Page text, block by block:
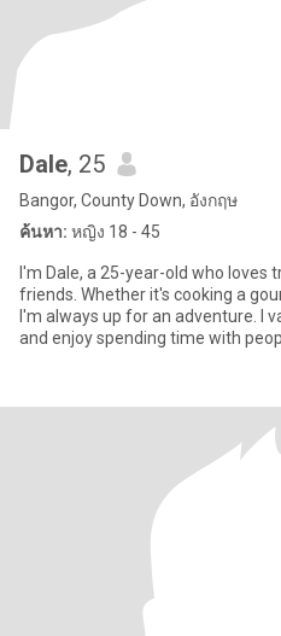
Dale, 25
Bangor, County Down, อังกฤษ
ค้นหา: หญิง 18 - 45
I'm Dale, a 25-year-old who loves
friends. Whether it's cooking a
I'm always up for an adventure. I
and enjoy spending time with